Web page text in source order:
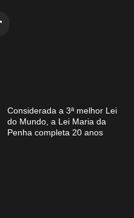
Considerada a 3ª melhor Lei
do Mundo, a Lei Maria da
Penha completa 20 anos